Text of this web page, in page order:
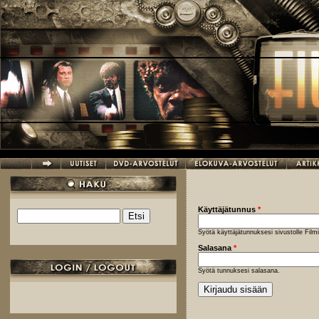
Hyppää pääsisältöön
Hakulomake
Käyttäjätunnus *
Syötä käyttäjätunnuksesi sivustolle
Salasana *
Syötä tunnuksesi salasana.